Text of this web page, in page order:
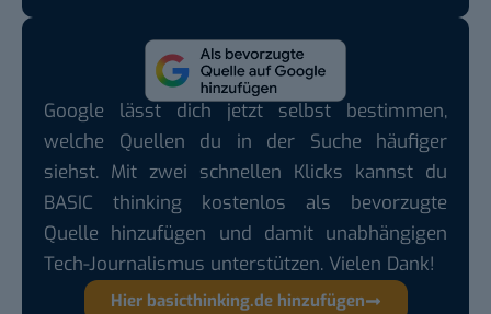
Google lässt dich jetzt selbst bestimmen,
welche Quellen du in der Suche häufiger
siehst. Mit zwei schnellen Klicks kannst du
BASIC thinking kostenlos als bevorzugte
Quelle hinzufügen und damit unabhängigen
Tech-Journalismus unterstützen. Vielen Dank!
Hier basicthinking.de hinzufügen